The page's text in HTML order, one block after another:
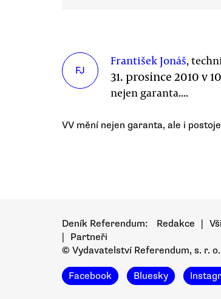
FJ
František Jonáš,
31. prosince 2010 v
nejen garanta....
VV mění nejen garanta, ale i
Deník Referendum: Redakce
Partneři
© Vydavatelství Referendum, s. r.
Facebook Bluesky